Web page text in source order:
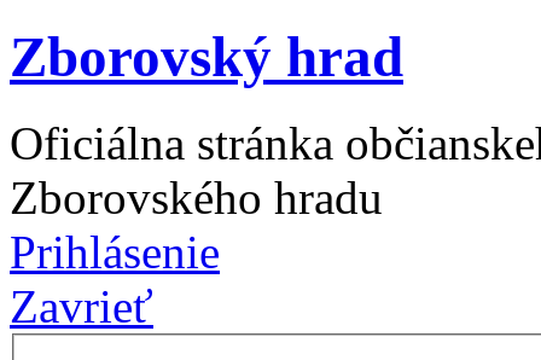
Zborovský hrad
Oficiálna stránka
Zborovského hradu
Prihlásenie
Zavrieť